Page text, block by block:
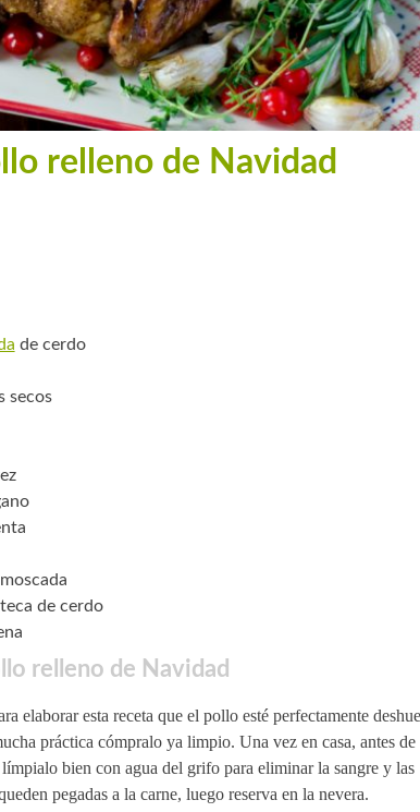
relleno de Navidad
de cerdo
secos
de cerdo
relleno de Navidad
elaborar esta receta que el pollo esté perfectamente
práctica cómpralo ya limpio. Una vez en casa, antes de
bien con agua del grifo para eliminar la sangre y las
pegadas a la carne, luego reserva en la nevera.